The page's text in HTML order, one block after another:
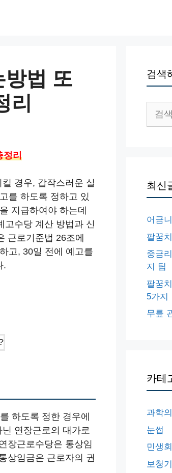
방법 또
리
정리
경우, 갑작스러운 실
를 하도록 정하고 있
지급하여야 하는데
고수당 계산 방법과 신
근로기준법 26조에
고, 30일 전에 예고를
.
하도록 정한 경우에
연장근로의 대가로
장근로수당은 통상임
상임금은 근로자의 권
검색
색:
최신
어금
팔꿈
중금
지 팁
팔꿈
5가지
무릎
카테
과학
눈썹
민생
보청기